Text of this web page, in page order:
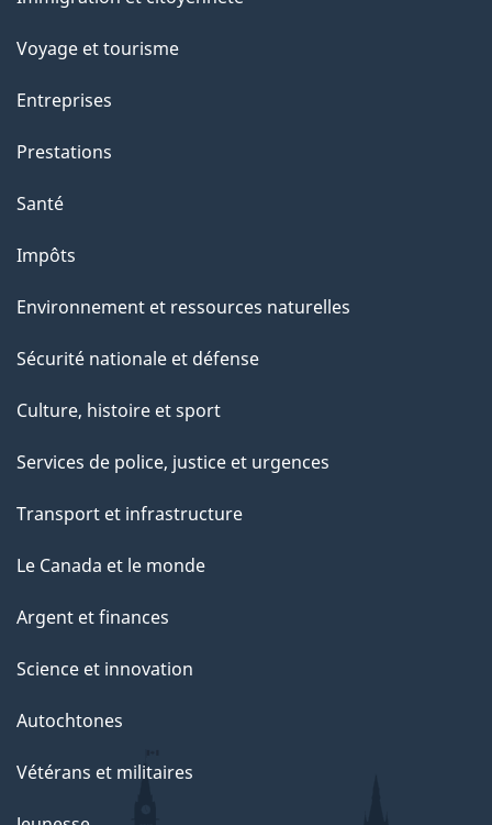
sujets
Voyage et tourisme
Entreprises
Prestations
Santé
Impôts
Environnement et ressources naturelles
Sécurité nationale et défense
Culture, histoire et sport
Services de police, justice et urgences
Transport et infrastructure
Le Canada et le monde
Argent et finances
Science et innovation
Autochtones
Vétérans et militaires